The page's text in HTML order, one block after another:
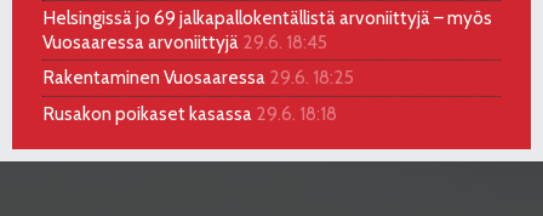
Helsingissä jo 69 jalkapallokentällistä arvoniittyjä – myös
Vuosaaressa arvoniittyjä 29.6. 18:45
Rakentaminen Vuosaaressa 29.6. 18:25
Rusakon poikaset kasassa 29.6. 18:18